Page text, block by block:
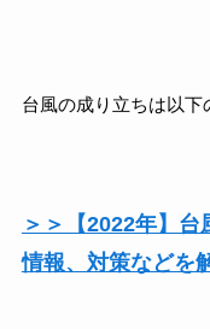
台風の成り立ちは以下
＞＞【2022年】
情報、対策などを